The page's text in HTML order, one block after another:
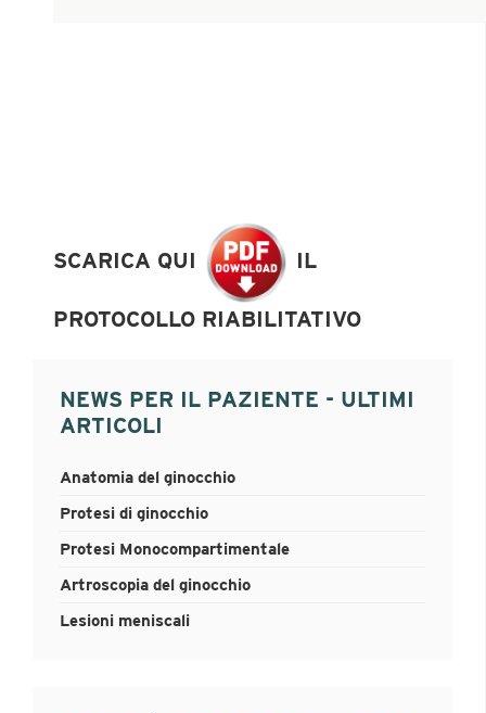
SCARICA QUI IL
PROTOCOLLO RIABILITATIVO
NEWS PER IL PAZIENTE - ULTIMI
ARTICOLI
Anatomia del ginocchio
Protesi di ginocchio
Protesi Monocompartimentale
Artroscopia del ginocchio
Lesioni meniscali